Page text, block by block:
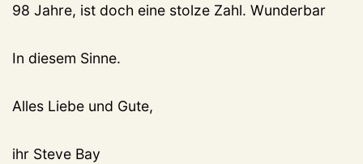
98 Jahre, ist doch eine stolze Zahl. Wunderbar
In diesem Sinne.
Alles Liebe und Gute,
ihr Steve Bay